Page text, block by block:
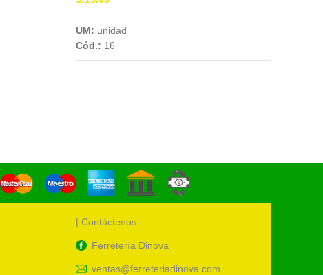
UM: unidad
Cód.: 16
| Contáctenos
Ferretería Dinova
ventas@ferreteriadinova.com